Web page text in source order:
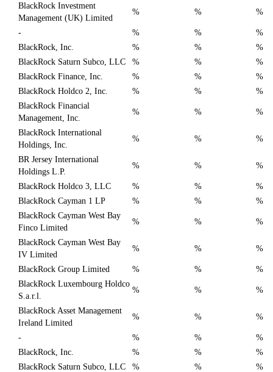
BlackRock Investment
Management (UK) Limited
% % %
- % %
%
BlackRock, Inc.
% %
%
BlackRock Saturn Subco, LLC
% %
%
BlackRock Finance, Inc.
% %
%
BlackRock Holdco 2, Inc.
% %
%
BlackRock Financial
Management, Inc.
% % %
BlackRock International
Holdings, Inc.
% % %
BR Jersey International
Holdings L.P.
% % %
BlackRock Holdco 3, LLC % %
%
BlackRock Cayman 1 LP
% %
%
BlackRock Cayman West Bay
Finco Limited
% % %
BlackRock Cayman West Bay
IV Limited
% % %
BlackRock Group Limited % %
%
BlackRock Luxembourg Holdco
S.a.r.l.
% % %
BlackRock Asset Management
Ireland Limited
% % %
- % %
%
BlackRock, Inc.
% %
%
BlackRock Saturn Subco, LLC
% %
%